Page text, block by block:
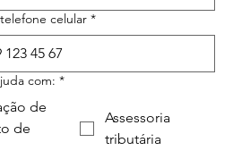
celular *
com: *
de
de
Assessoria
tributária